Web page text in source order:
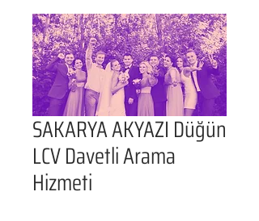
SAKARYA AKYAZI Düğün
LCV Davetli Arama
Hizmeti